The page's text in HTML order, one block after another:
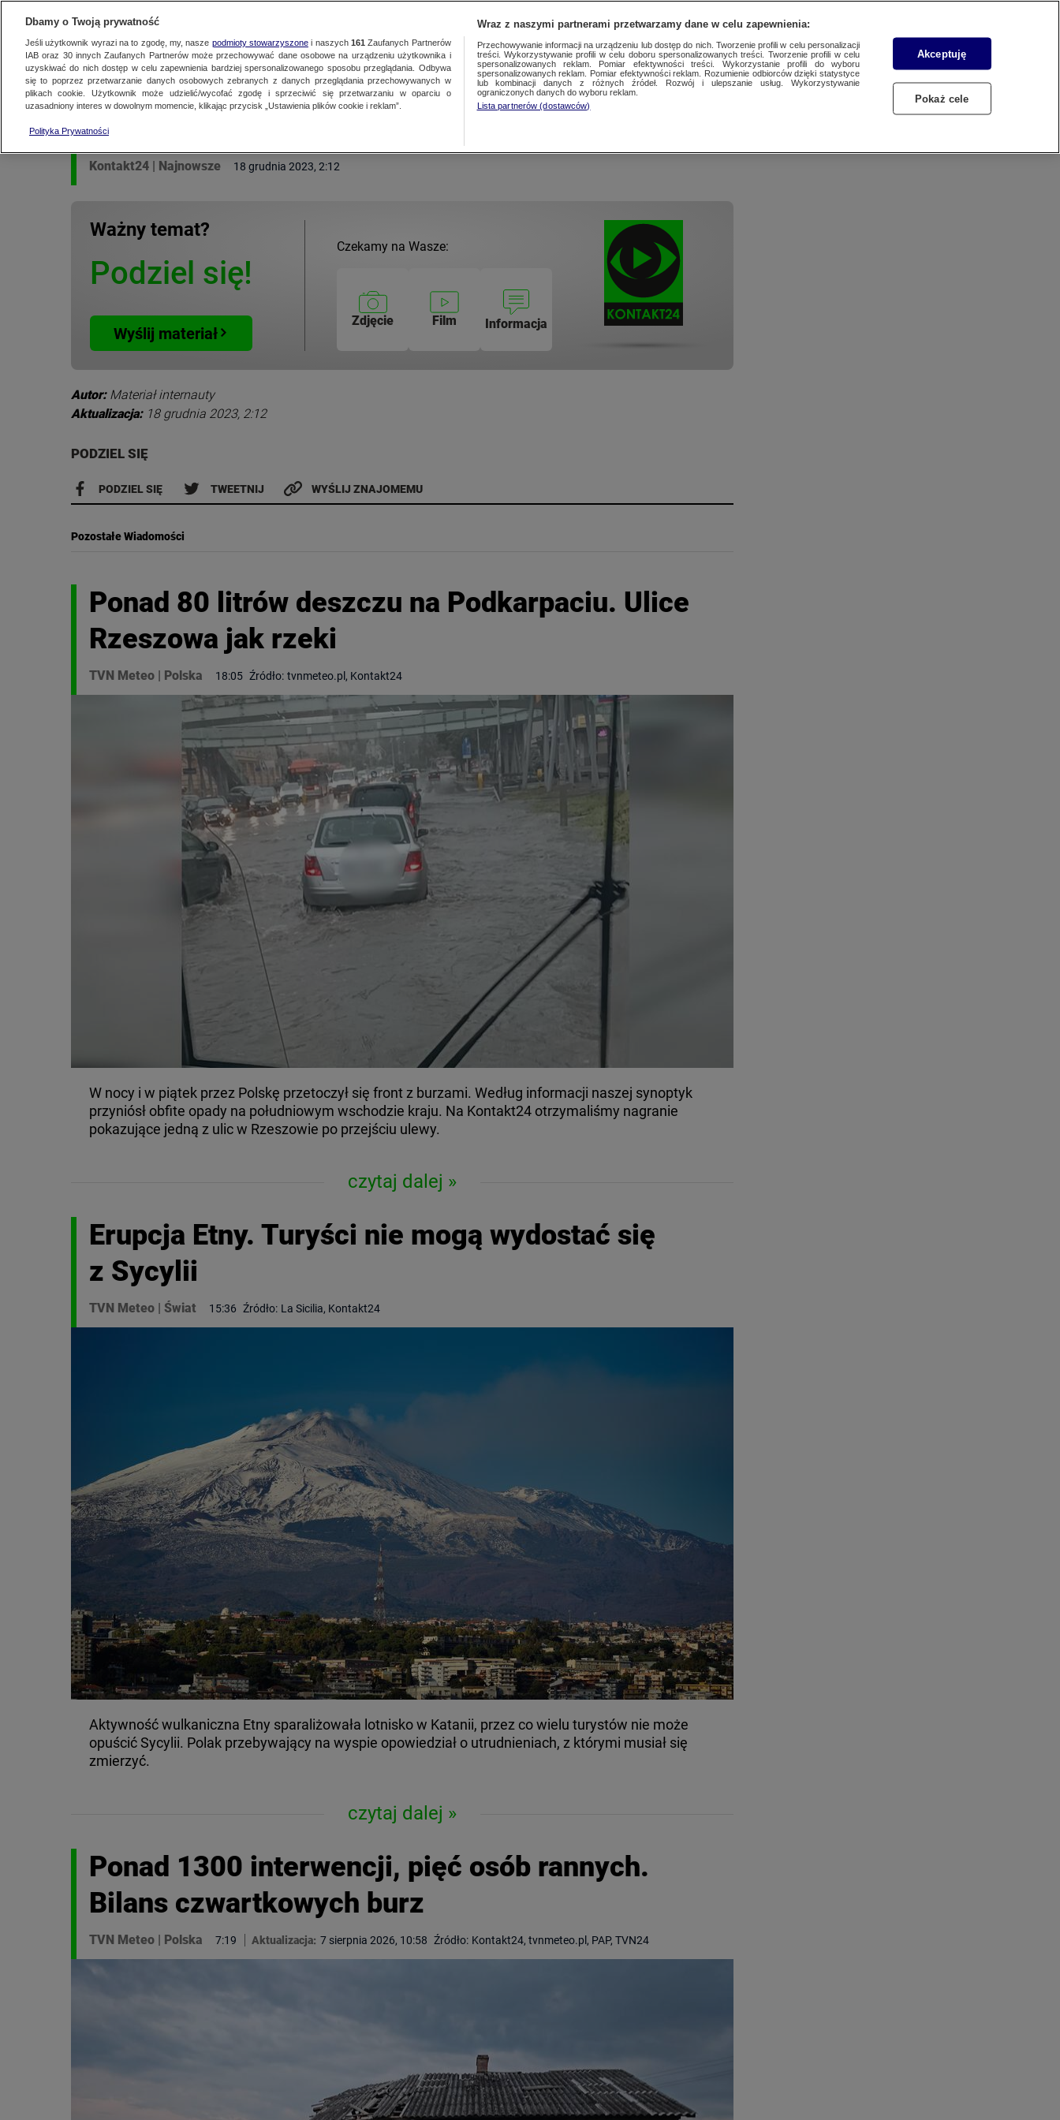
KONTAKT24 GORĄCE TEMATY WYŚLIJ MATERIAŁ
MATERIAŁ UŻYTKOWNIKA
Dramat nad rzeką. Wieprzówka zabrała 9-letniego Kamila
Kontakt24 | Najnowsze 18 grudnia 2023, 2:12
Ważny temat?
Podziel się!
Wyślij materiał
Czekamy na Wasze:
Zdjęcie Film Informacja
Autor: Materiał internauty
Aktualizacja: 18 grudnia 2023, 2:12
PODZIEL SIĘ
PODZIEL SIĘ TWEETNIJ WYŚLIJ ZNAJOMEMU
Pozostałe Wiadomości
czytaj dalej
W nocy i w piątek przez Polskę przetoczył się front z burzami. Według informacji naszej synoptyk
przyniósł obfite opady na południowym wschodzie kraju. Na Kontakt24 otrzymaliśmy nagranie
pokazujące jedną z ulic w Rzeszowie po przejściu ulewy.
Ponad 80 litrów deszczu na Podkarpaciu. Ulice
Rzeszowa jak rzeki
TVN Meteo Polska 18:05 Źródło: tvnmeteo.pl, Kontakt24
czytaj dalej
Aktywność wulkaniczna Etny sparaliżowała lotnisko w Katanii, przez co wielu turystów nie może
opuścić Sycylii. Polak przebywający na wyspie opowiedział o utrudnieniach, z którymi musiał się
zmierzyć.
Erupcja Etny. Turyści nie mogą wydostać się
z Sycylii
TVN Meteo | Świat 15:36 Źródło: La Sicilia, Kontakt24
Ponad 1300 interwencji, pięć osób rannych.
Bilans czwartkowych burz
TVN Meteo Polska 7:19 Aktualizacja: 7 sierpnia 2026, 10:58 Źródło: Kontakt24, tvnmeteo.pl, PAP, TVN24
Dbamy o Twoją prywatność
Jeśli użytkownik wyrazi na to zgodę, my, nasze podmioty stowarzyszonei naszych 161 Zaufanych Partnerów
IAB oraz 30innych Zaufanych Partnerów może przechowywać dane osobowe na urządzeniu użytkownika i
uzyskiwać do nich dostęp w celu zapewnienia bardziej spersonalizowanego sposobu przeglądania. Odbywa
się to poprzez przetwarzanie danych osobowych zebranych z danych przeglądania przechowywanych w
plikach cookie. Użytkownik może udzielić/wycofać zgodę i sprzeciwić się przetwarzaniu w oparciu o
uzasadniony interes w dowolnym momencie, klikając przycisk „Ustawienia plików cookie i reklam”.
Polityka Prywatności
Wraz z naszymi partnerami przetwarzamy dane w celu zapewnienia:
Przechowywanie informacji na urządzeniu lub dostęp do nich. Tworzenie profili w celu personalizacji
treści. Wykorzystywanie profili w celu doboru spersonalizowanych treści. Tworzenie profili w celu
spersonalizowanych reklam. Pomiar efektywności treści. Wykorzystanie profili do wyboru
spersonalizowanych reklam. Pomiar efektywności reklam. Rozumienie odbiorców dzięki statystyce
lub kombinacji danych z różnych źródeł. Rozwój i ulepszanie usług. Wykorzystywanie
ograniczonych danych do wyboru reklam.
Lista partnerów (dostawców)
Akceptuję
Pokaż cele